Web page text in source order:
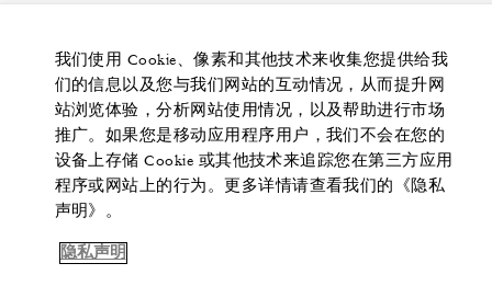
我们使用 Cookie、像素和其他技术来收集您提供给我
们的信息以及您与我们网站的互动情况，从而提升网
站浏览体验，分析网站使用情况，以及帮助进行市场
推广。如果您是移动应用程序用户，我们不会在您的
设备上存储 Cookie 或其他技术来追踪您在第三方应用
程序或网站上的行为。更多详情请查看我们的《隐私
声明》。
隐私声明